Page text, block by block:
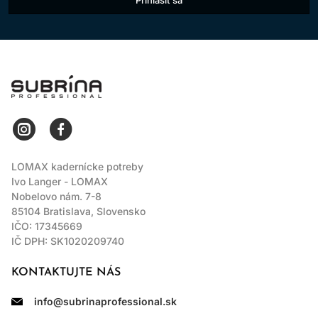
prírodným vlasom (bez zmeny prírodnej výšky odtieňu).
Prelomová technológia AminoPlex - Kombinácia troch výhod
funguje ako najjemnejšie alkalizujúce činidlo s výnimočnými
vlastnosťami zlepšujúcimi vlasy. Arginín hrá kľúčovú úlohu pri
zabezpečení kontrolovanejšieho a menej škodlivého zážitku z
farbenia a zároveň pomáha zlepšovať zdravie a integritu vlasov.
Pôsobí ako alkalizujúce činidlo
Vyživuje a posilňuje vlasy
LOMAX
LOMAX kadernícke potreby
Ivo Langer - LOMAX
Nobelovo nám. 7-8
85104 Bratislava, Slovensko
IČO: 17345669
IČ DPH: SK1020209740
KONTAKTUJTE NÁS
info@subrinaprofessional.sk